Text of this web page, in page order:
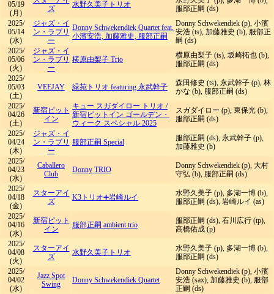
05/19
(月)
ズ
水野久美子トリオ
服部正嗣 (ds)
2025/
05/14
(水)
ジャズ・イ
ン・ラブリ
ー
Donny Schwekendiek Quartet feat.
小濱安浩, 加藤雅史, 服部正嗣
Donny Schwekendiek (p), 小濱
安浩 (ts), 加藤雅史 (b), 服部正
嗣 (ds)
2025/
05/06
(火)
ジャズ・イ
ン・ラブリ
ー
横原由梨子 Trio
横原由梨子 (ts), 坂崎拓也 (b),
服部正嗣 (ds)
2025/
05/03
(土)
VEEJAY 緑苑トリオ featuring 永武幹子
森田修史 (ts), 永武幹子 (p), 林
かな (b), 服部正嗣 (ds)
2025/
04/26
(土)
新宿ピット
イン
キュー スガダイロー トリオ /
新宿ピットイン ゴールデン・
ウィーク スペシャル 2025
スガダイロー (p), 東保光 (b),
服部正嗣 (ds)
2025/
04/24
(木)
ジャズ・イ
ン・ラブリ
ー
服部正嗣 Special
服部正嗣 (ds), 永武幹子 (p),
加藤雅史 (b)
2025/
04/23
(水)
Caballero
Club
Donny TRIO
Donny Schwekendiek (p), 大村
守弘 (b), 服部正嗣 (ds)
2025/
04/18
(金)
スターアイ
ズ
K3トリオ➕岩崎ルイ
水野久美子 (p), 多湖一博 (b),
服部正嗣 (ds), 岩崎ルイ (as)
2025/
04/16
(水)
新宿ピット
イン
服部正嗣 ambient trio
服部正嗣 (ds), 石川広行 (tp),
高橋佑成 (p)
2025/
04/08
(火)
スターアイ
ズ
水野久美子トリオ
水野久美子 (p), 多湖一博 (b),
服部正嗣 (ds)
2025/
04/02
(水)
Jazz Spot
Swing
Donny Schwekendiek Quartet
Donny Schwekendiek (p), 小濱
安浩 (sax), 加藤雅史 (b), 服部
正嗣 (ds)